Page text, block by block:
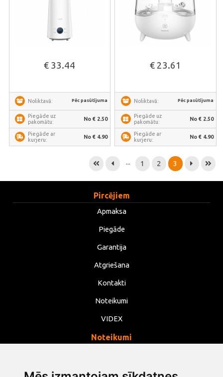
€ 33.44
Noliktavā: Pēc pasūtījuma
Piegāde uz
pakomātu:
No € 2.50
Piegāde ar
kurjeru:
No € 4.90
€ 23.61
Noliktavā: Pēc pasūtījuma
Piegāde uz
pakomātu:
No € 2.50
Piegāde ar
kurjeru:
No € 4.90
... 1 2 3
Pircējiem
Apmaksa
Piegāde
Garantija
Atgriešana
Kontakti
Noteikumi
VIDEX
Noteikumi
Noteikumi